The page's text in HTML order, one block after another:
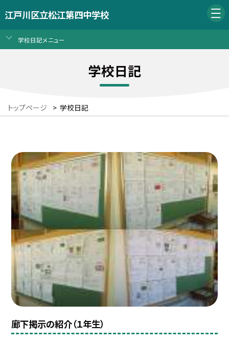
江戸川区立松江第四中学校
学校日記メニュー
学校日記
トップページ > 学校日記
廊下掲示の紹介（１年生）